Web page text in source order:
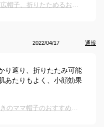
【30代女性向け】UVカットのつば広帽子、折りたためるおすすめは？
2022/04/17 通報
り遮り、折りたたみ可能
あたりもよく、小顔効果
公園遊びに備えたい！UVカット付きのママ帽子のおすすめは？